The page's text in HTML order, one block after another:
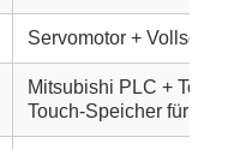
Servomotor +
Mitsubishi PLC +
Touch-Speicher für